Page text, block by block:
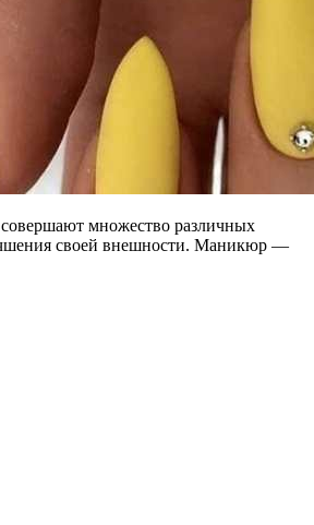
множество различных
своей внешности. Маникюр —